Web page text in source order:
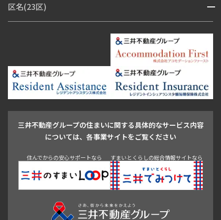
青山・表参道・原宿
市ヶ谷・神楽坂・飯田橋
三田・芝・浜松町
月島・勝どき・豊洲
本郷・春日・小石川
新宿・代々木
目白・高田馬場・早稲田
池尻大橋・三軒茶屋
祐天寺・学芸大学・自由が丘
駒沢・用賀・二子玉川
成城・砧
池袋・板橋・王子
青山 渋谷 東京・大手町 新宿 品川
目黒・中目黒
区名(23区) 開閉
江東区 台東区 墨田区
中野区
練馬区 荒川区
足立区
葛飾区
江戸川区
三井不動産グループの住まいに関する具体的なサービス内容
については、各事業サイトをご覧ください
住んでからの安心サポートなら すまいとくらしの総合情報サイトなら